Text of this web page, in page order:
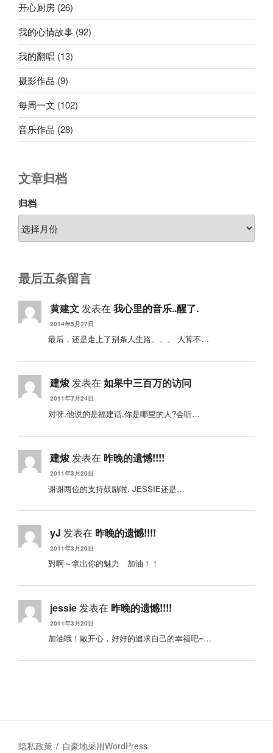
开心厨房 (26)
我的心情故事 (92)
我的翻唱 (13)
摄影作品 (9)
每周一文 (102)
音乐作品 (28)
文章归档
归档
最后五条留言
黄建文 发表在 我心里的音乐..醒了.
2014年5月27日
最后，还是走上了别条人生路。。。 人算不…
建焌发表在 如果中三百万的访问
2011年7月24日
对呀,他说的是福建话,你是哪里的人?会听…
建焌发表在 昨晚的遗憾!!!!
2011年3月20日
谢谢两位的支持鼓励啦. JESSIE还是…
yJ 发表在 昨晚的遗憾!!!!
2011年3月20日
對啊～拿出你的魅力 加油！！
jessie发表在 昨晚的遗憾!!!!
2011年3月20日
加油哦！敞开心，好好的追求自己的幸福吧=…
隐私政策 自豪地采用WordPress